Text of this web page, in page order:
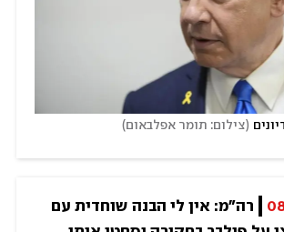
(צילום: תומר אפלבאום)